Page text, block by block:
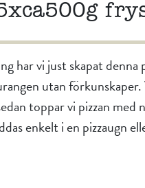
har vi just skapat
utan förkunskaper.
toppar vi pizzan med
enkelt i en pizzaugn